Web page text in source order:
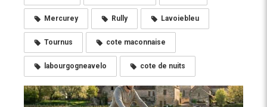
Mercurey Rully Lavoiebleu
Tournus cote maconnaise
labourgogneavelo cote de nuits